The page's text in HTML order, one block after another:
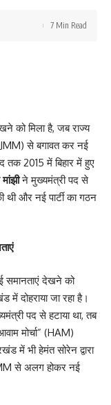
7 Min Read
को मिला है, जब राज्य
से बगावत कर नई
तक 2015 में बिहार में हुए
ने मुख्यमंत्री पद से
और नई पार्टी का गठन
समानताएं देखने को
दोहराया जा रहा है।
पद से हटाया था, तब
मोर्चा” (HAM)
में भी हेमंत सोरेन द्वारा
से अलग होकर नई